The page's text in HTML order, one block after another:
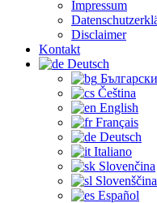
Impressum
Disclaimer
Kontakt
Deutsch
Български
Čeština‎
English
Français
Deutsch
Italiano
Slovenčina
Slovenščina
Español